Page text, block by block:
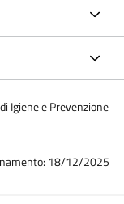
Igiene e Prevenzione
18/12/2025